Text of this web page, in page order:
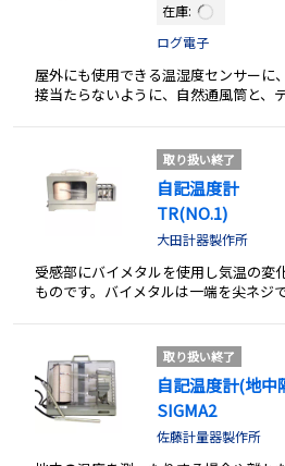
在庫:
ログ電子
屋外にも使用できる温湿度センサーに
接当たらないように、自然通風筒と、
取り扱い終了
自記温度計
TR(NO.1)
大田計器製作所
受感部にバイメタルを使用し気温の変
ものです。バイメタルは一端を尖ネジ
取り扱い終了
自記温度計(地中
SIGMA2
佐藤計量器製作所